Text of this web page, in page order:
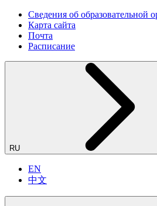
Сведения об образовательной
Карта сайта
Почта
Расписание
RU
EN
中文